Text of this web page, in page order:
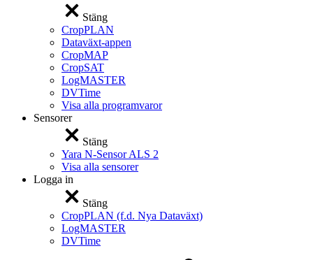
Stäng
CropPLAN
Dataväxt-appen
CropMAP
CropSAT
LogMASTER
DVTime
Visa alla programvaror
Sensorer
Stäng
Yara N-Sensor ALS 2
Visa alla sensorer
Logga in
Stäng
CropPLAN (f.d. Nya Dataväxt)
LogMASTER
DVTime